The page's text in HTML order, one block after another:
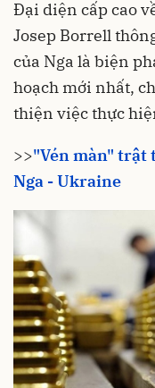
Đại diện cấp cao
Josep Borrell
của Nga là biện
hoạch mới nhất,
thiện việc thực
>>"Vén màn" trật
Nga - Ukraine